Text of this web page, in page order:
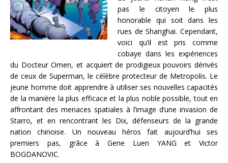
pas le citoyen le plus
honorable qui soit dans les
rues de Shanghai. Cependant,
voici qu’il est pris comme
cobaye dans les expériences
du Docteur Omen, et acquiert de prodigieux pouvoirs dérivés
de ceux de Superman, le célèbre protecteur de Metropolis. Le
jeune homme doit apprendre à utiliser ses nouvelles capacités
de la manière la plus efficace et la plus noble possible, tout en
affrontant des menaces spatiales à l’image d’une invasion de
Starro, et en rencontrant les Dix, défenseurs de la grande
nation chinoise. Un nouveau héros fait aujourd’hui ses
premiers pas, grâce à Gene Luen YANG et Victor
BOGDANOVIC.